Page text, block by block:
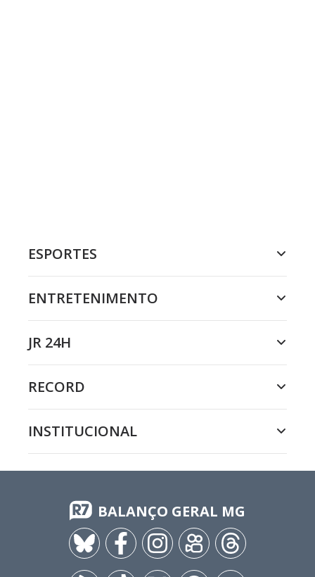
ESPORTES
ENTRETENIMENTO
JR 24H
RECORD
INSTITUCIONAL
BALANÇO GERAL MG